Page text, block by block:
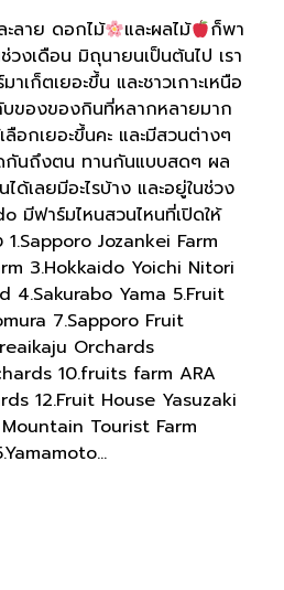
ะลาย ดอกไม้ และผลไม้
ก็พา
งเดือน มิถุนายนเป็นต้นไป เรา
าเก็ตเยอะขึ้น และชาวเกาะเหนือ
บของของกินที่หลากหลายมาก
ลือกเยอะขึ้นคะ และมีสวนต่างๆ
ดกันถึงตน ทานกันแบบสดๆ ผล
ได้เลยมีอะไรบ้าง และอยู่ในช่วง
มีฟาร์มไหนสวนไหนที่เปิดให้
Jozankei Farm
3.Hokkaido Yoichi Nitori
4.Sakurabo Yama 5.Fruit
7.Sapporo Fruit
Orchards
10.fruits farm ARA
12.Fruit House Yasuzaki
Tourist Farm